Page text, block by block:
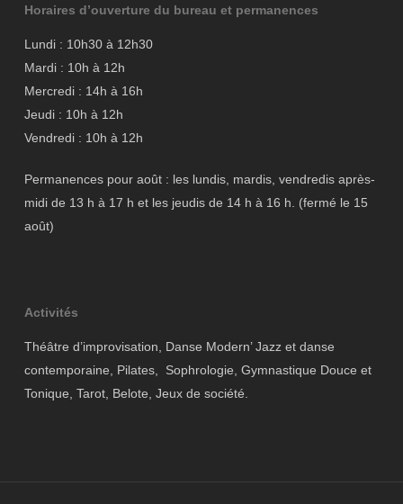
Horaires d’ouverture du bureau et permanences
Lundi : 10h30 à 12h30
Mardi : 10h à 12h
Mercredi : 14h à 16h
Jeudi : 10h à 12h
Vendredi : 10h à 12h
Permanences pour août : les lundis, mardis, vendredis après-
midi de 13 h à 17 h et les jeudis de 14 h à 16 h. (fermé le 15
août)
Activités
Théâtre d’improvisation, Danse Modern’ Jazz et danse
contemporaine, Pilates, Sophrologie, Gymnastique Douce et
Tonique, Tarot, Belote, Jeux de société.